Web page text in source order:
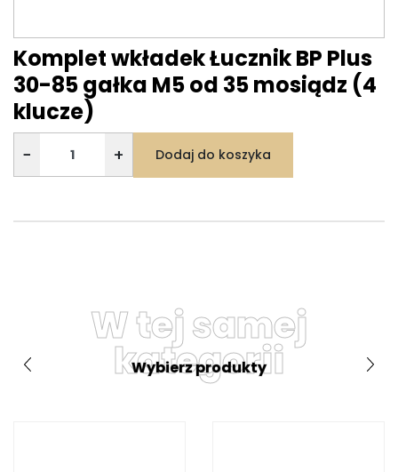
Komplet wkładek Łucznik BP Plus
30-85 gałka M5 od 35 mosiądz (4
klucze)
− + Dodaj do koszyka
W tej samej
kategorii
Wybierz produkty